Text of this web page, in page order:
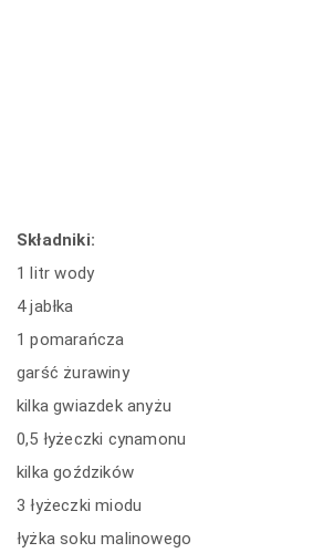
Składniki:
1 litr wody
4 jabłka
1 pomarańcza
garść żurawiny
kilka gwiazdek anyżu
0,5 łyżeczki cynamonu
kilka goździków
3 łyżeczki miodu
łyżka soku malinowego